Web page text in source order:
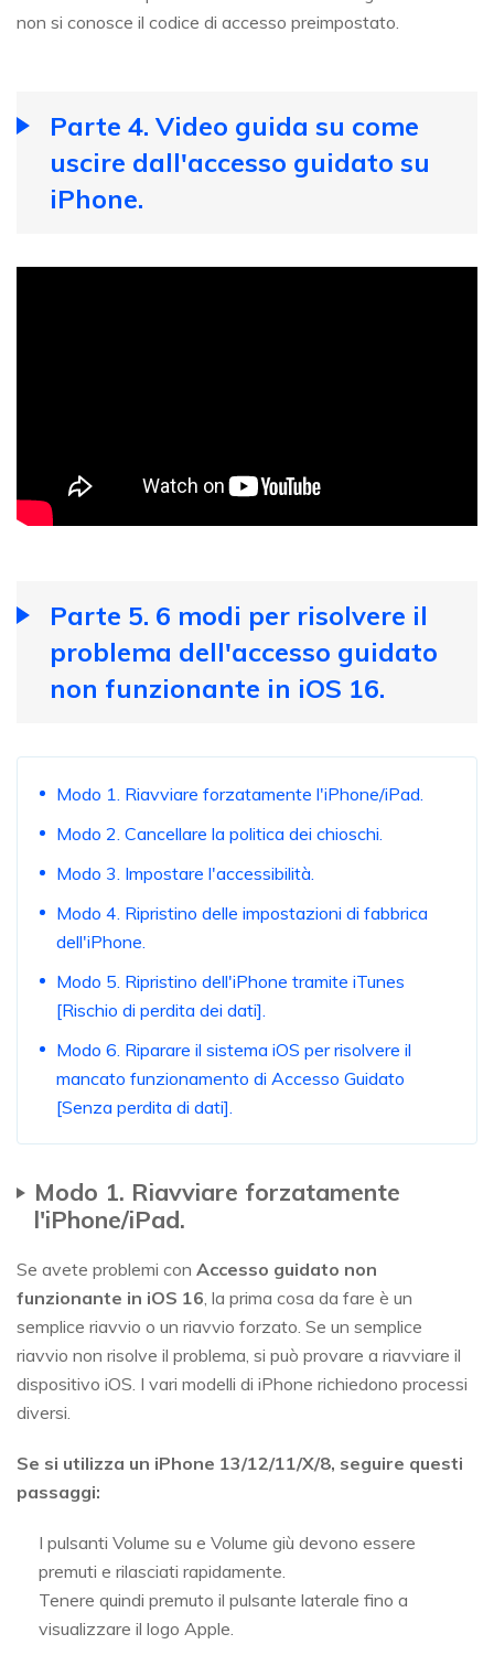
non si conosce il codice di accesso preimpostato.
Parte 4. Video guida su come
uscire dall'accesso guidato su
iPhone.
Parte 5. 6 modi per risolvere il
problema dell'accesso guidato
non funzionante in iOS 16.
Modo 1. Riavviare forzatamente l'iPhone/iPad.
Modo 2. Cancellare la politica dei chioschi.
Modo 3. Impostare l'accessibilità.
Modo 4. Ripristino delle impostazioni di fabbrica
dell'iPhone.
Modo 5. Ripristino dell'iPhone tramite iTunes
[Rischio di perdita dei dati].
Modo 6. Riparare il sistema iOS per risolvere il
mancato funzionamento di Accesso Guidato
[Senza perdita di dati].
Modo 1. Riavviare forzatamente
l'iPhone/iPad.
Se avete problemi con Accesso guidato non
funzionante in iOS 16 , la prima cosa da fare è un
semplice riavvio o un riavvio forzato. Se un semplice
riavvio non risolve il problema, si può provare a riavviare il
dispositivo iOS. I vari modelli di iPhone richiedono processi
diversi.
Se si utilizza un iPhone 13/12/11/X/8, seguire questi
passaggi:
I pulsanti Volume su e Volume giù devono essere
premuti e rilasciati rapidamente.
Tenere quindi premuto il pulsante laterale fino a
visualizzare il logo Apple.